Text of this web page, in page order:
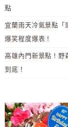
點
宜蘭雨天冷氣景點「
爆笑程度爆表！
高雄內門新景點！野
到底！